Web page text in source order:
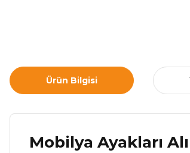
Ürün Bilgisi
Mobilya Ayakları